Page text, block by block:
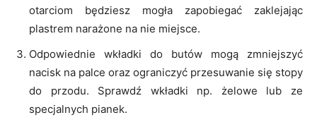
otarciom będziesz mogła zapobiegać zaklejając
plastrem narażone na nie miejsce.
Odpowiednie wkładki do butów mogą zmniejszyć
nacisk na palce oraz ograniczyć przesuwanie się stopy
do przodu. Sprawdź wkładki np. żelowe lub ze
specjalnych pianek.